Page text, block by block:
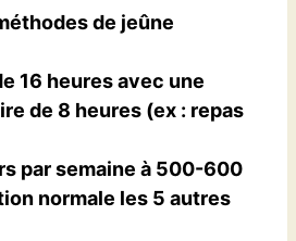
de jeûne
16 heures avec une
de 8 heures (ex : repas
par semaine à 500-600
normale les 5 autres